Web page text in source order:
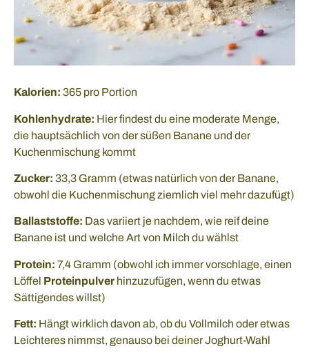
Kalorien: 365 pro Portion
Kohlenhydrate: Hier findest du eine moderate Menge,
die hauptsächlich von der süßen Banane und der
Kuchenmischung kommt
Zucker: 33,3 Gramm (etwas natürlich von der Banane,
obwohl die Kuchenmischung ziemlich viel mehr dazufügt)
Ballaststoffe: Das variiert je nachdem, wie reif deine
Banane ist und welche Art von Milch du wählst
Protein: 7,4 Gramm (obwohl ich immer vorschlage, einen
Löffel Proteinpulver hinzuzufügen, wenn du etwas
Sättigendes willst)
Fett: Hängt wirklich davon ab, ob du Vollmilch oder etwas
Leichteres nimmst, genauso bei deiner Joghurt-Wahl